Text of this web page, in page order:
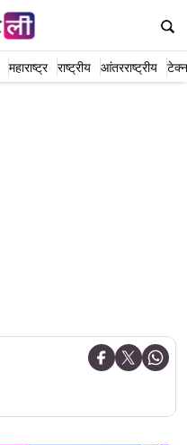
महाराष्ट्र राष्ट्रीय आंतरराष्ट्रीय